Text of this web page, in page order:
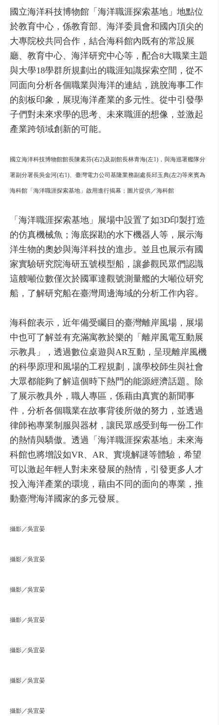
國立海洋科技博物館「海洋職涯探索基地」地點位
於教育中心，係教育部、海洋委員會和國內頂尖的
大專院校共同合作，結合海科館內既有的常設展
廳、教育中心、海洋研究中心等，配合8大職業主題
與大學18學群所規劃出的職涯知識探索空間，從不
同面向分析各個職業與海洋的連結，跳脫海事工作
的刻板印象，展現海洋產業的多元性。從中引發學
子們對未來求學的思考、未來職涯的想像，並激起
產業跨領域創新的可能。
國立海洋科技博物館館長陳素芬(右2)及副館長林青海(左1)，與海巡署艦隊分
署副分署長吳金河(右1)、臺灣電力公司基隆業務副處長邱玉典(左2)等來賓為
海科館「海洋職涯探索基地」啟用進行揭幕；圖片提供／海科館
「海洋職涯探索基地」展場中設置了如3D印製打造
的仿真機械魚；海底探勘的水下機器人等，展示海
洋生物的奧妙與海洋科技的進步。並且也展示有國
家實驗研究院海研五號模型船，讓參觀民眾們認識
這艘噸位數僅次於國軍達觀號測量艦的大噸位研究
船，了解研究船在臺灣周邊海域的分析工作內容。
海科館表示，近年備受矚目的臺灣離岸風場，展場
中也可了解並有充滿寓教於樂的「離岸風電互動展
示教具」，透過數位桌遊與AR互動，呈現離岸風機
的科學原理和風場的工程規劃，讓學校師生與社會
大眾都能夠了解這個時下熱門的能源經濟話題。除
了展示教具外，職人專區，係藉由真實的新聞事
件，分析各個職業在故事背後所做的努力，並透過
律師袍專業制服與器材，讓民眾感受到每一份工作
的熱情與驕傲。透過「海洋職涯探索基地」未來海
科館也將增設如VR、AR、實境解謎等體驗，希望
可以激起年輕人對未來發展的熱情，引發更多人才
投入海洋產業的環境，藉由不同的面向的專業，推
動臺灣海洋國家的多元發展。
攝影／吳宜晏
攝影／吳宜晏
攝影／吳宜晏
攝影／吳宜晏
攝影／吳宜晏
攝影／吳宜晏
攝影／吳宜晏